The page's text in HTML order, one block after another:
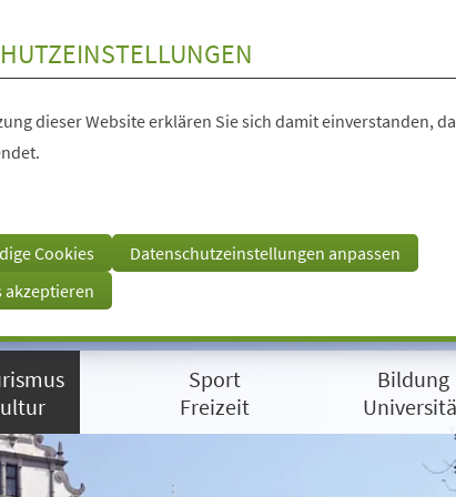
dieser Website erklären Sie sich damit einverstanden,
Cookies
Datenschutzeinstellungen anpassen
akzeptieren
Sport
Freizeit
Bildung